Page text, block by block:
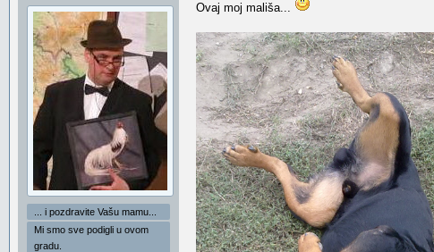
... i pozdravite Vašu mamu...
Mi smo sve podigli u ovom
gradu.
Ovaj moj mališa...